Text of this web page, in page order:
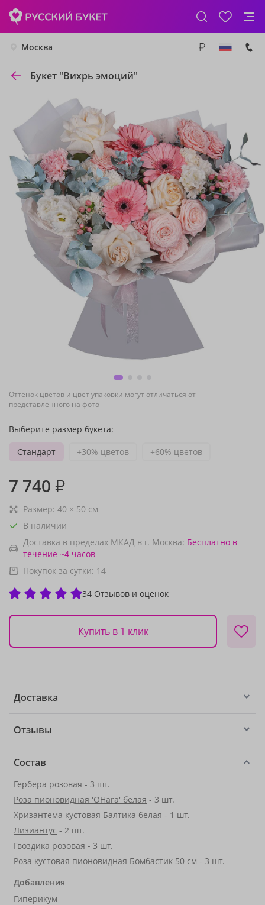
Москва
Букет "Вихрь эмоций"
Оттенок цветов и цвет упаковки могут отличаться от
представленного на фото
Выберите размер букета:
Стандарт
+30% цветов +60% цветов
7 740 ₽
Размер: 40 × 50 см
В наличии
Доставка в пределах МКАД в г. Москва: Бесплатно в
течение ~4 часов
Покупок за сутки: 14
34 Отзывов и оценок
Купить в 1 клик
Доставка
Отзывы
Состав
Гербера розовая - 3 шт.
Роза пионовидная 'OHara' белая - 3 шт.
Хризантема кустовая Балтика белая - 1 шт.
Лизиантус - 2 шт.
Гвоздика розовая - 3 шт.
Роза кустовая пионовидная Бомбастик 50 см - 3 шт.
Добавления
Гиперикум